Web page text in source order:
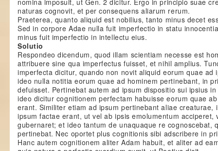
nomina imposuit, ut Gen. 2 dicitur. Ergo in principio suae
naturas cognovit, et per consequens aliarum rerum.
Praeterea, quanto aliquid est nobilius, tanto minus decet
Sed in corpore Adae nulla fuit imperfectio in statu
minus fuit imperfectio in intellectu eius.
Solutio
Respondeo dicendum, quod illam scientiam necesse est
attribuere sine qua imperfectus fuisset, et nihil amplius.
imperfecta dicitur, quando non novit aliquid eorum quae ad
ideo nulla notitia eorum quae ad hominem pertinebant, in
defuisset. Pertinebat autem ad ipsum dispositio sui ipsius
ideo dicitur cognitionem perfectam habuisse eorum quae
erant. Similiter etiam ad ipsum pertinebant aliae creaturae,
ipsum factae erant, ut vel ab ipsis emolumentum acciperet,
gubernaret; et ideo tantum de unaquaque re cognoscebat,
pertinebat. Nec oportet plus cognitionis sibi adscribere in
Hanc autem cognitionem aliter Adam habuit, et aliter ad